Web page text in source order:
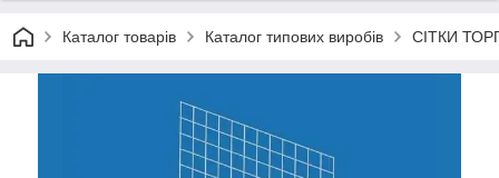
Каталог товарів Каталог типових виробів СІТКИ